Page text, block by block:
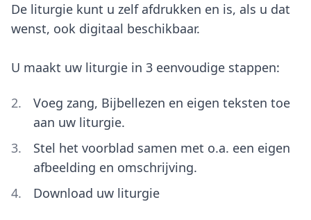
De liturgie kunt u zelf afdrukken en is, als u dat
wenst, ook digitaal beschikbaar.
U maakt uw liturgie in 3 eenvoudige stappen:
Voeg zang, Bijbellezen en eigen teksten toe
aan uw liturgie.
Stel het voorblad samen met o.a. een eigen
afbeelding en omschrijving.
Download uw liturgie